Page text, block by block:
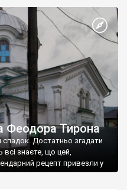
Феодора Тирона
спадок. Достатньо згадати
всі знаєте, що цей,
рецепт привезли у